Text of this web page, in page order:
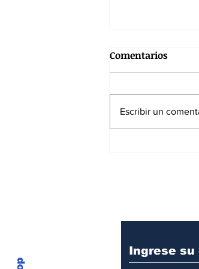
Comentarios
Escribir un